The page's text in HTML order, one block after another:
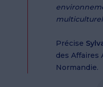
Précise
des Affaires
Normandie.